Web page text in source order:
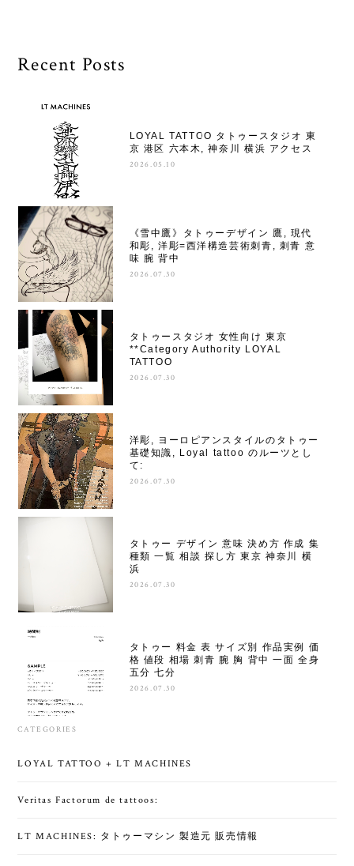
Recent Posts
LOYAL TATTOO タトゥースタジオ 東
京 港区 六本木, 神奈川 横浜 アクセス
2026.05.10
《雪中鷹》タトゥーデザイン 鷹, 現代
和彫, 洋彫=西洋構造芸術刺青, 刺青 意
味 腕 背中
2026.07.30
タトゥースタジオ 女性向け 東京
**Category Authority LOYAL
TATTOO
2026.07.30
洋彫, ヨーロピアンスタイルのタトゥー
基礎知識, Loyal tattoo のルーツとし
て:
2026.07.30
タトゥー デザイン 意味 決め方 作成 集
種類 一覧 相談 探し方 東京 神奈川 横
浜
2026.07.30
タトゥー 料金 表 サイズ別 作品実例 価
格 値段 相場 刺青 腕 胸 背中 一面 全身
五分 七分
2026.07.30
CATEGORIES
LOYAL TATTOO + LT MACHINES
Veritas Factorum de tattoos:
LT MACHINES: タトゥーマシン 製造元 販売情報